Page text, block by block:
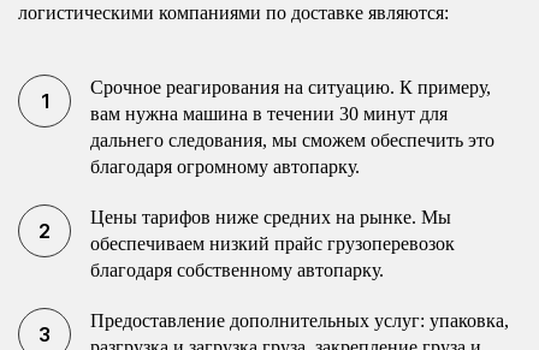
логистическими компаниями по доставке являются:
Срочное реагирования на ситуацию. К примеру,
вам нужна машина в течении 30 минут для
дальнего следования, мы сможем обеспечить это
благодаря огромному автопарку.
Цены тарифов ниже средних на рынке. Мы
обеспечиваем низкий прайс грузоперевозок
благодаря собственному автопарку.
Предоставление дополнительных услуг: упаковка,